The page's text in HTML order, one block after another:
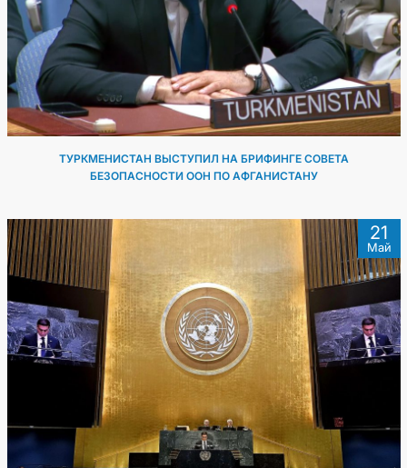
ТУРКМЕНИСТАН ВЫСТУПИЛ НА БРИФИНГЕ СОВЕТА
БЕЗОПАСНОСТИ ООН ПО АФГАНИСТАНУ
21
Май